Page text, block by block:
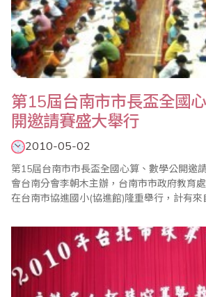
第15屆台南市市長盃全國
開邀請賽盛大舉行
2010-05-02
第15屆台南市市長盃全國心算、數學公開邀
會台南分會李朝木主辦，台南市市政府教育
在台南市協進國小(協進館)隆重舉行，計有來
學比賽與其他心算、數學比賽最大不同是，
禮堂考試，家長可以臨場感受孩子的賽況，
又宏亮的聲音一聲令下，台..